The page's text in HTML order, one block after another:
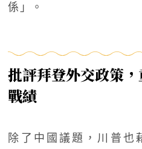
係」。
批評拜登外交政策
戰績
除了中國議題，川普也